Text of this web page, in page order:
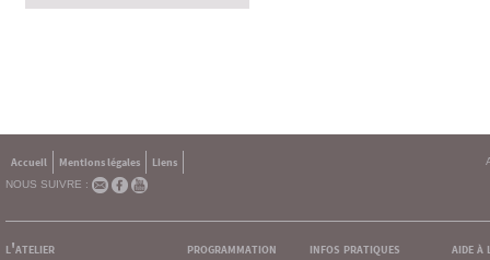
Accueil Mentions légales
Liens
NOUS SUIVRE :
l'atelier programmation infos pratiques aide